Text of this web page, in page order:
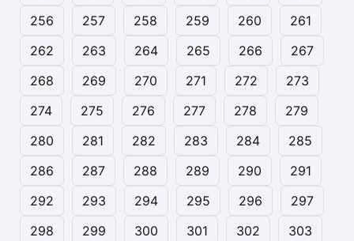
256
257 258 259 260
261
262
263 264 265 266
267
268
269 270 271 272
273
274
275 276 277 278
279
280
281 282 283 284
285
286
287 288 289 290
291
292
293 294 295 296
297
298
299 300 301 302
303